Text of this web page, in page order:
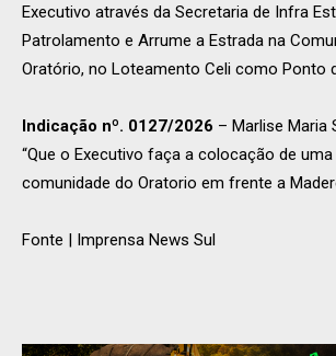
Executivo através da Secretaria de Infra
Patrolamento e Arrume a Estrada na
Oratório, no Loteamento Celi como Ponto
Indicação nº. 0127/2026 – Marlise Maria
“Que o Executivo faça a colocação de uma
comunidade do Oratorio em frente a
Fonte | Imprensa News Sul